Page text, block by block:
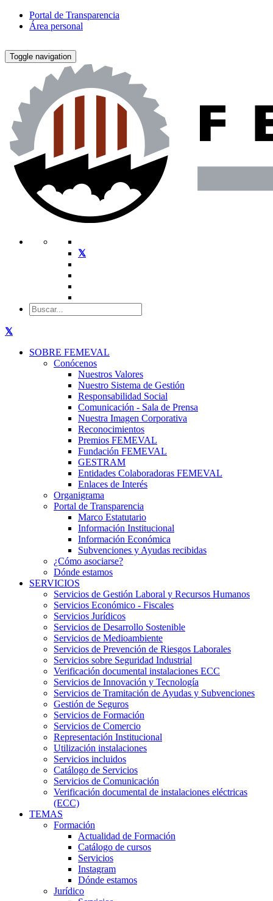
Portal de Transparencia
Área personal
Toggle navigation
SOBRE FEMEVAL
Conócenos
Nuestros Valores
Nuestro Sistema de Gestión
Responsabilidad Social
Comunicación - Sala de Prensa
Nuestra Imagen Corporativa
Reconocimientos
Premios FEMEVAL
Fundación FEMEVAL
GESTRAM
Entidades Colaboradoras FEMEVAL
Enlaces de Interés
Organigrama
Portal de Transparencia
Marco Estatutario
Información Institucional
Información Económica
Subvenciones y Ayudas recibidas
¿Cómo asociarse?
Dónde estamos
SERVICIOS
Servicios de Gestión Laboral y Recursos Humanos
Servicios Económico - Fiscales
Servicios Jurídicos
Servicios de Desarrollo Sostenible
Servicios de Medioambiente
Servicios de Prevención de Riesgos Laborales
Servicios sobre Seguridad Industrial
Verificación documental instalaciones ECC
Servicios de Innovación y Tecnología
Servicios de Tramitación de Ayudas y Subvenciones
Gestión de Seguros
Servicios de Formación
Servicios de Comercio
Representación Institucional
Utilización instalaciones
Servicios incluidos
Catálogo de Servicios
Servicios de Comunicación
Verificación documental de instalaciones eléctricas
(ECC)
TEMAS
Formación
Actualidad de Formación
Catálogo de cursos
Servicios
Instagram
Dónde estamos
Jurídico